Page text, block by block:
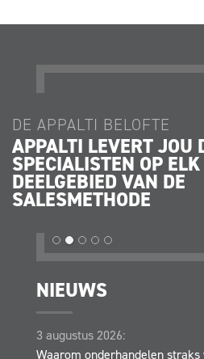
DE APPALTI BELOFTE
APPALTI LEVERT JOU
SPECIALISTEN OP ELK
DEELGEBIED VAN DE
SALESMETHODE
NIEUWS
3 augustus 2026:
Waarom onderhandelen